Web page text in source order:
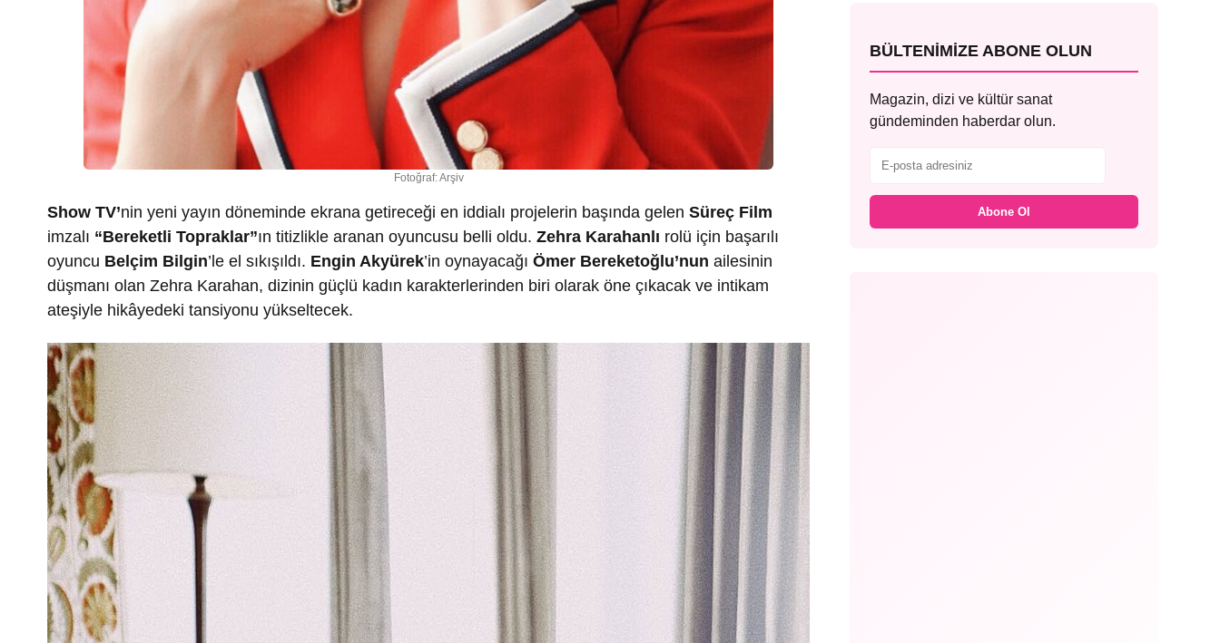
Fotoğraf: Arşiv
Show TV’nin yeni yayın döneminde ekrana getireceği en iddialı projelerin başında gelen Süreç Film
imzalı “Bereketli Topraklar”ın titizlikle aranan oyuncusu belli oldu. Zehra Karahanlı rolü için başarılı
oyuncu Belçim Bilgin’le el sıkışıldı. Engin Akyürek’in oynayacağı Ömer Bereketoğlu’nun ailesinin
düşmanı olan Zehra Karahan, dizinin güçlü kadın karakterlerinden biri olarak öne çıkacak ve intikam
ateşiyle hikâyedeki tansiyonu yükseltecek.
BÜLTENIMIZE ABONE OLUN
Magazin, dizi ve kültür sanat
gündeminden haberdar olun.
Abone Ol